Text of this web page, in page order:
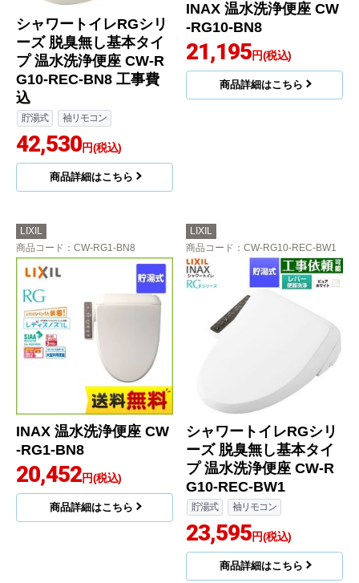
シャワートイレRGシリ
ーズ 脱臭無し基本タイ
プ 温水洗浄便座 CW-R
G10-REC-BN8 工事費
込
貯湯式 袖リモコン
42,530円(税込)
商品詳細はこちら
INAX 温水洗浄便座 CW
-RG10-BN8
21,195円(税込)
商品詳細はこちら
LIXIL
商品コード ：CW-RG1-BN8
INAX 温水洗浄便座 CW
-RG1-BN8
20,452円(税込)
商品詳細はこちら
LIXIL
商品コード ：CW-RG10-REC-BW1
シャワートイレRGシリ
ーズ 脱臭無し基本タイ
プ 温水洗浄便座 CW-R
G10-REC-BW1
貯湯式 袖リモコン
23,595円(税込)
商品詳細はこちら